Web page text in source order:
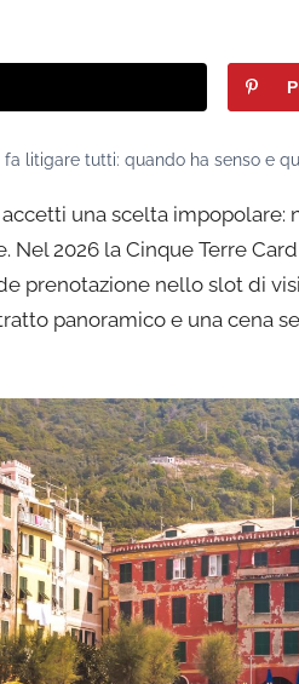
litigare tutti: quando ha senso e
una scelta impopolare:
2026 la Cinque Terre
prenotazione nello slot di
panoramico e una cena